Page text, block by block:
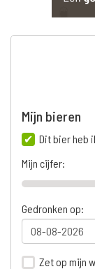
Mijn bieren
Dit bier heb
Mijn cijfer:
Gedronken op:
Zet op mijn